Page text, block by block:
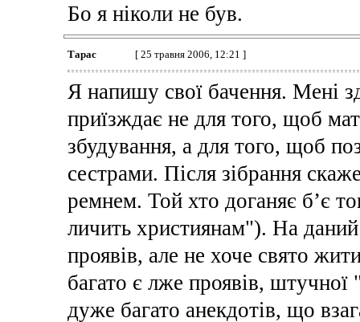
Бо я ніколи не був.
Тарас [ 25 травня 2006, 12:21 ]
Я напишу свої бачення. Мені
приїзждає не для того, щоб
збудування, а для того, щоб
сестрами. Після зібрання
ремнем. Той хто доганяє б’є
личить християнам"). На
проявів, але не хоче свято
багато є лже проявів,
дуже багато анекдотів, що